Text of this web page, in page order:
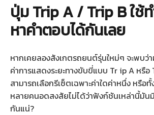
ปุ่ม Trip A / Trip B ใช้ท
หาคำตอบได้กันเลย
หากเคยลองสังเกตรถยนต์รุ่นใหม่ๆ จะพบว่
ค่าการแสดงระยะทางขับขี่แบบ Tr ip A หรือ
สามารถเลือกรีเซ็ตเฉพาะค่าใดค่าหนึ่ง หรือ
หลายคนอดสงสัยไม่ได้ว่าฟังก์ชันเหล่านี้มัน
กันแน่?